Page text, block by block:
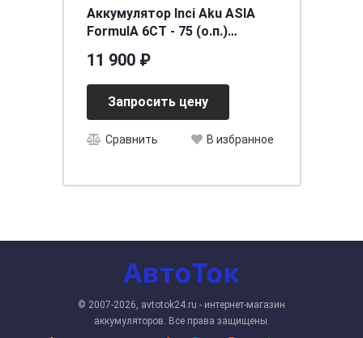
Аккумулятор Inci Aku ASIA
FormulА 6СТ - 75 (о.п.)
[д264ш175в220/600EN] [D26]
11 900 ₽
Запросить цену
Сравнить В избранное
© 2007-2026, avtotok24.ru - интернет-магазин
аккумуляторов. Все права защищены.